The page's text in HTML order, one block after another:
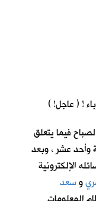
! ( عاجل! )
فيما يتعلق
(911) تسع مئة وأحد عشر ، وبعد
الإلكترونية
وسعد